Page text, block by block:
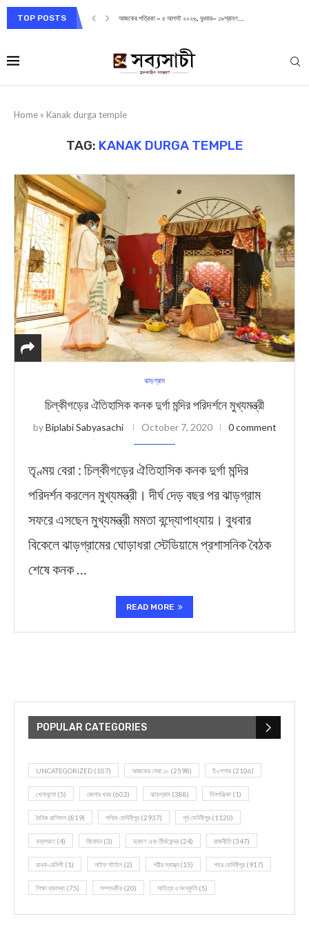
TOP POSTS আজকের পত্রিকা – ৫ আগস্ট ২০২৬, বুধবার– ১৯শ্রাবণ...
Home » Kanak durga temple
TAG: KANAK DURGA TEMPLE
ঝাড়গ্রাম
চিল্কীগড়ের ঐতিহাসিক কনক দুর্গা মন্দির পরিদর্শনে মুখ্যমন্ত্রী
byBiplabi Sabyasachi October 7, 2020 0 comment
তৃণ্ময় বেরা : চিল্কীগড়ের ঐতিহাসিক কনক দুর্গা মন্দির
পরিদর্শন করলেন মুখ্যমন্ত্রী। দীর্ঘ দেড় বছর পর ঝাড়গ্রাম
সফরে এসছেন মুখ্যমন্ত্রী মমতা বন্দ্যোপাধ্যায়। বুধবার
বিকেলে ঝাড়গ্রামের ঘোড়াধরা স্টেডিয়ামে প্রশাসনিক বৈঠক
শেষে কনক …
READ MORE
POPULAR CATEGORIES
UNCATEGORIZED (107) আজকের সেরা ১০ (2598) ই-পেপার (2106)
খেলাধূলো (5) জেলার খবর (602) ঝাড়গ্রাম (388) দিনপঞ্জিকা (1)
দৈনিক রাশিফল (819) পশ্চিম মেদিনীপুর (2937) পূর্ব মেদিনীপুর (1120)
বন্যপ্রাণ (4) বিনোদন(3) ভ্রমণ এবং তীর্থকেন্দ্র (24) রাজনীতি(347)
রান্না-রেসিপী (1) লাইফ স্টাইল (2) শরীর স্বাস্থ্য (15) শহর মেদিনীপুর (917)
শিক্ষা ব্যবস্থা (75) সম্পাদকীয় (20) সাহিত্য ও সংস্কৃতি(5)